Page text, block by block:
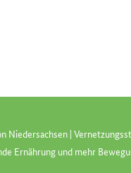
Niedersachsen |
Ernährung und mehr